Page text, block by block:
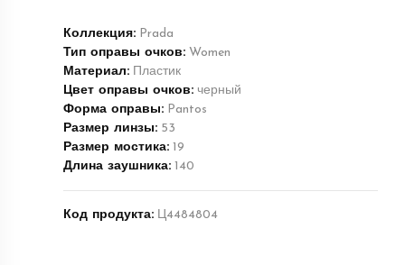
Коллекция: Prada
Тип оправы очков: Women
Материал: Пластик
Цвет оправы очков: черный
Форма оправы: Pantos
Размер линзы: 53
Размер мостика: 19
Длина заушника: 140
Код продукта: Ц4484804